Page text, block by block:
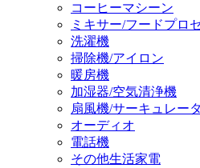
コーヒーマシーン
ミキサー/フードプロ
洗濯機
掃除機/アイロン
暖房機
加湿器/空気清浄機
扇風機/サーキュレー
オーディオ
電話機
その他生活家電